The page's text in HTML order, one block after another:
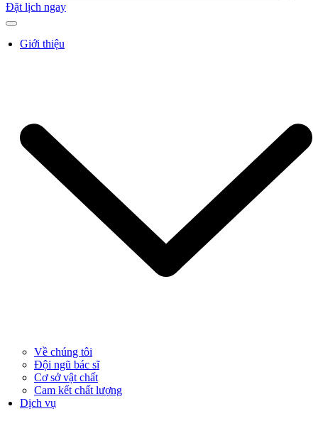
Đặt lịch ngay
Giới thiệu
Về chúng tôi
Đội ngũ bác sĩ
Cơ sở vật chất
Cam kết chất lượng
Dịch vụ